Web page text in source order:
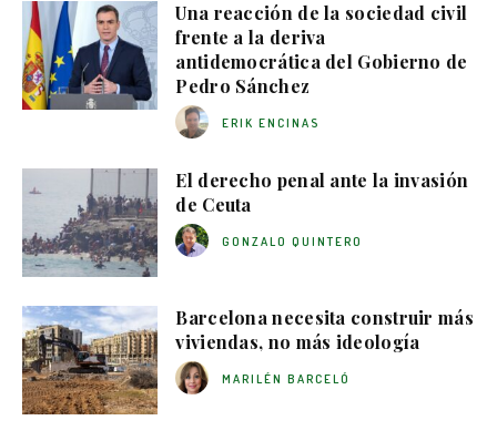
Una reacción de la sociedad civil
frente a la deriva
antidemocrática del Gobierno de
Pedro Sánchez
ERIK ENCINAS
El derecho penal ante la invasión
de Ceuta
GONZALO QUINTERO
Barcelona necesita construir más
viviendas, no más ideología
MARILÉN BARCELÓ